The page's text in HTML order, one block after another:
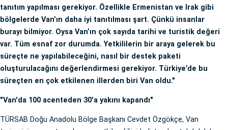
tanıtım yapılması gerekiyor. Özellikle Ermenistan ve Irak gibi
bölgelerde Van’ın daha iyi tanıtılması şart. Çünkü insanlar
burayı bilmiyor. Oysa Van’ın çok sayıda tarihi ve turistik değeri
var. Tüm esnaf zor durumda. Yetkililerin bir araya gelerek bu
süreçte ne yapılabileceğini, nasıl bir destek paketi
oluşturulacağını değerlendirmesi gerekiyor. Türkiye’de bu
süreçten en çok etkilenen illerden biri Van oldu."
"Van'da 100 acenteden 30'a yakını kapandı"
TÜRSAB Doğu Anadolu Bölge Başkanı Cevdet Özgökçe, Van